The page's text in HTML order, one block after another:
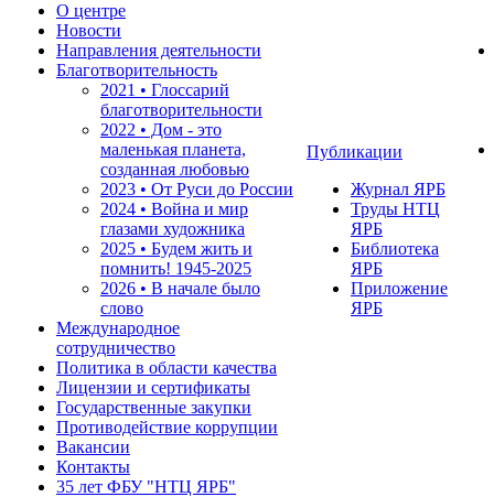
О центре
Новости
Направления деятельности
Благотворительность
2021 • Глоссарий
благотворительности
2022 • Дом - это
маленькая планета,
созданная любовью
2023 • От Руси до России
2024 • Война и мир
глазами художника
2025 • Будем жить и
помнить! 1945-2025
2026 • В начале было
слово
Международное
сотрудничество
Политика в области качества
Лицензии и сертификаты
Государственные закупки
Противодействие коррупции
Вакансии
Контакты
35 лет ФБУ "НТЦ ЯРБ"
Публикации
Журнал ЯРБ
Труды НТЦ
ЯРБ
Библиотека
ЯРБ
Приложение
ЯРБ